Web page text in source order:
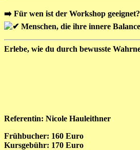
➡️ Für wen ist der Workshop geeignet?
Menschen, die ihre innere
Erlebe, wie du durch bewusste
Referentin: Nicole Hauleithner
Frühbucher: 160 Euro
Kursgebühr: 170 Euro